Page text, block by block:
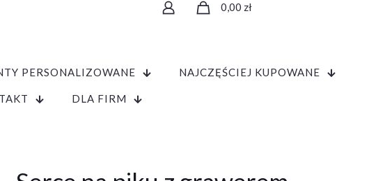
0,00 zł
PERSONALIZOWANE NAJCZĘŚCIEJ KUPOWANE
DLA FIRM